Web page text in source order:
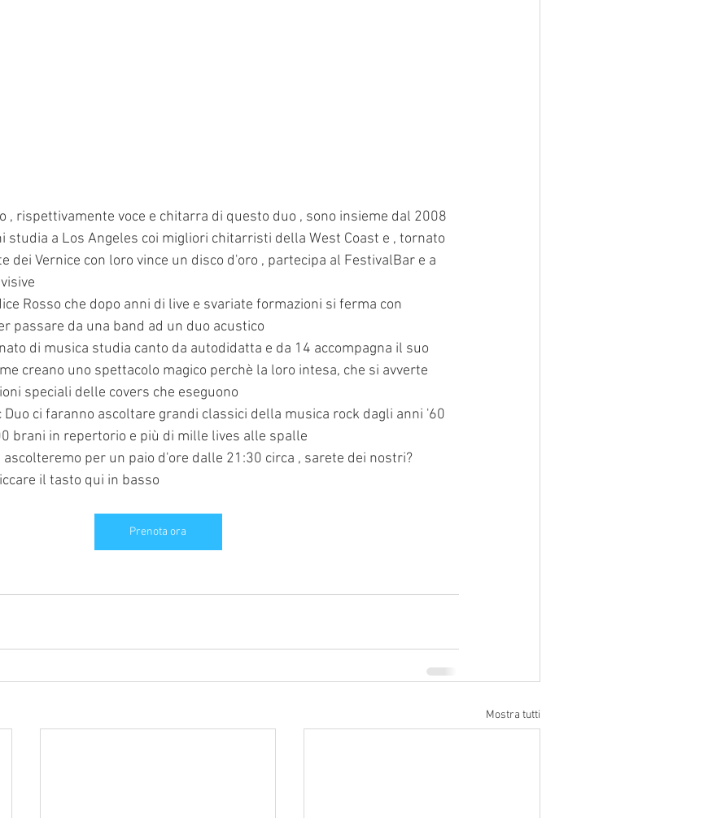
, rispettivamente voce e chitarra di questo duo , sono insieme dal 2008
studia a Los Angeles coi migliori chitarristi della West Coast e , tornato
dei Vernice con loro vince un disco d'oro , partecipa al FestivalBar e a
Rosso che dopo anni di live e svariate formazioni si ferma con
passare da una band ad un duo acustico
di musica studia canto da autodidatta e da 14 accompagna il suo
creano uno spettacolo magico perchè la loro intesa, che si avverte
speciali delle covers che eseguono
Duo ci faranno ascoltare grandi classici della musica rock dagli anni '60
brani in repertorio e più di mille lives alle spalle
per un paio d'ore dalle 21:30 circa , sarete dei nostri?
il tasto qui in basso
Prenota ora
Mostra tutti